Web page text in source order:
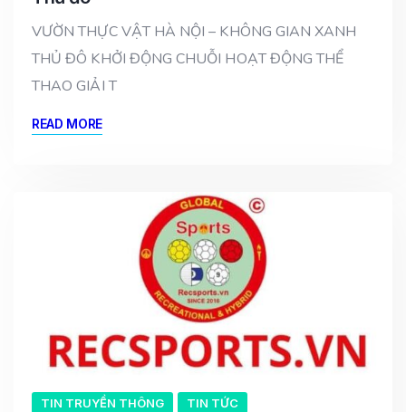
VƯỜN THỰC VẬT HÀ NỘI – KHÔNG GIAN XANH
THỦ ĐÔ KHỞI ĐỘNG CHUỖI HOẠT ĐỘNG THỂ
THAO GIẢI T
READ MORE
TIN TRUYỀN THÔNG TIN TỨC